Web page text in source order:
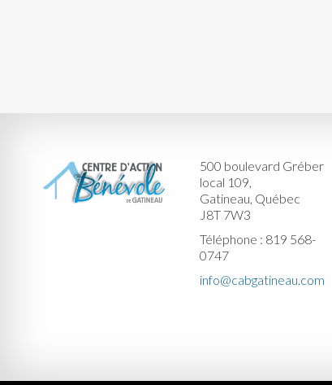
500 boulevard Gréber
local 109,
Gatineau, Québec
J8T 7W3
Téléphone : 819 568-
0747
info@cabgatineau.com